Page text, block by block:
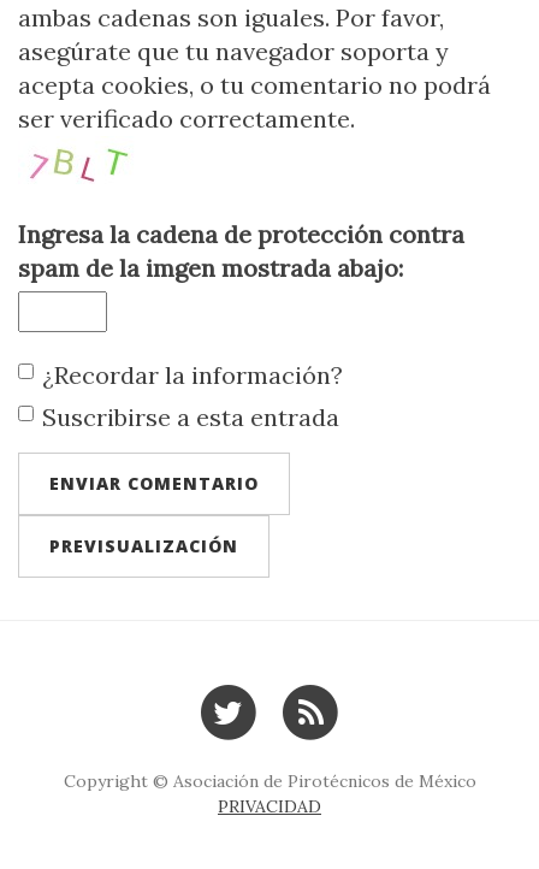
ambas cadenas son iguales. Por favor,
asegúrate que tu navegador soporta y
acepta cookies, o tu comentario no podrá
ser verificado correctamente.
Ingresa la cadena de protección contra
spam de la imgen mostrada abajo:
¿Recordar la información?
Suscribirse a esta entrada
Copyright © Asociación de Pirotécnicos de México
PRIVACIDAD